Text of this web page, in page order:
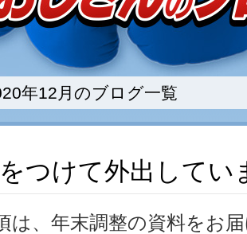
年12月のブログ一覧
つけて外出してい
は、年末調整の資料をお